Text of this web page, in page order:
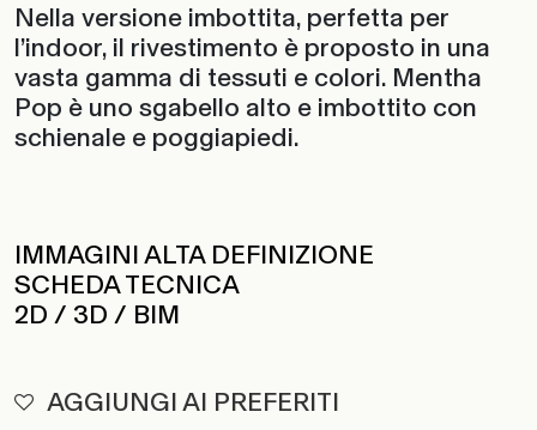
Nella versione imbottita, perfetta per
l’indoor, il rivestimento è proposto in una
vasta gamma di tessuti e colori. Mentha
Pop è uno sgabello alto e imbottito con
schienale e poggiapiedi.‎
IMMAGINI ALTA DEFINIZIONE
SCHEDA TECNICA
2D / 3D / BIM
AGGIUNGI AI PREFERITI